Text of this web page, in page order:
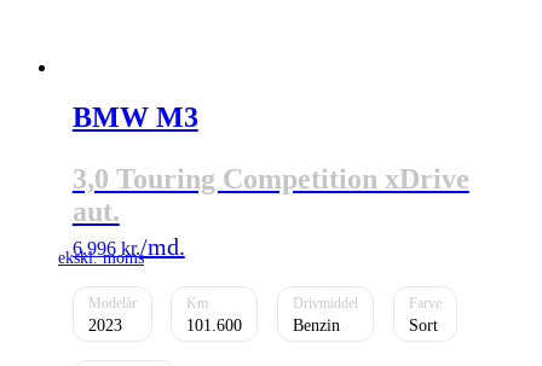
BMW M3
3,0 Touring Competition xDrive
aut.
6.996 kr.
2023 101.600 Benzin Sort